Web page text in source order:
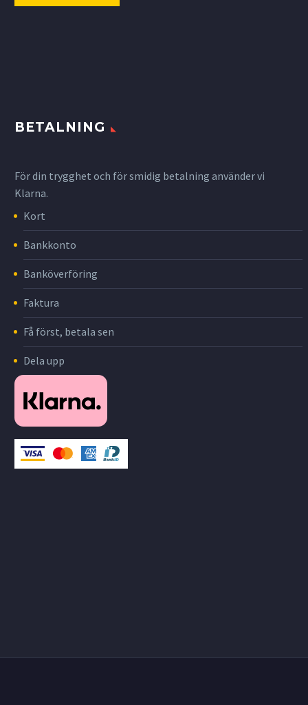
BETALNING
För din trygghet och för smidig betalning använder vi
Klarna.
Kort
Bankkonto
Banköverföring
Faktura
Få först, betala sen
Dela upp